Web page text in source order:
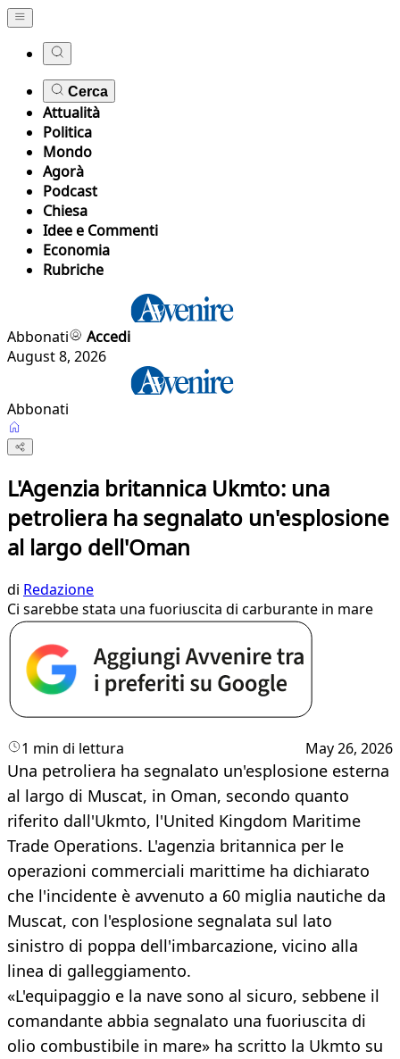
Cerca
Attualità
Politica
Mondo
Agorà
Podcast
Chiesa
Idee e Commenti
Economia
Rubriche
Abbonati
Accedi
August 8, 2026
Abbonati
L'Agenzia britannica Ukmto: una
petroliera ha segnalato un'esplosione
al largo dell'Oman
di Redazione
Ci sarebbe stata una fuoriuscita di carburante in mare
1 min di lettura May 26, 2026
Una petroliera ha segnalato un'esplosione esterna
al largo di Muscat, in Oman, secondo quanto
riferito dall'Ukmto, l'United Kingdom Maritime
Trade Operations. L'agenzia britannica per le
operazioni commerciali marittime ha dichiarato
che l'incidente è avvenuto a 60 miglia nautiche da
Muscat, con l'esplosione segnalata sul lato
sinistro di poppa dell'imbarcazione, vicino alla
linea di galleggiamento.
«L'equipaggio e la nave sono al sicuro, sebbene il
comandante abbia segnalato una fuoriuscita di
olio combustibile in mare» ha scritto la Ukmto su